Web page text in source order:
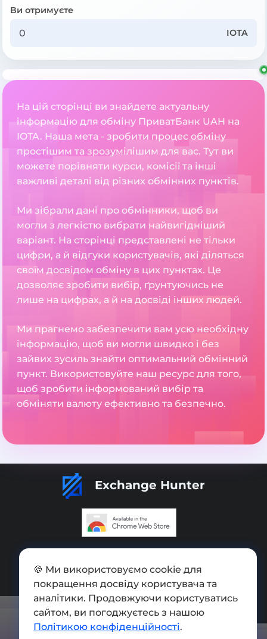
Ви отримуєте
IOTA
На цій сторінці ви знайдете актуальну
інформацію для обміну ПриватБанк UAH на
IOTA. Наша мета - зробити процес обміну
простішим та зрозумілішим для вас. Тут ви
можете порівняти курси, комісії та інші
важливі деталі від різних обмінних пунктів.
Ми зібрали дані про обмінники, щоб ви
могли з легкістю вибрати найвигідніший
варіант. На сторінці представлені не тільки
цифри, а й відгуки користувачів, які діляться
своїм досвідом обміну в цих пунктах. Це
дозволяє зробити вибір, ґрунтуючись не
лише на цифрах, а й на досвіді інших людей.
Ми прагнемо забезпечити вам усю необхідну
інформацію, щоб ви могли швидко і без
зайвих зусиль знайти оптимальний обмінний
пункт. Використовуйте наш ресурс для того,
щоб зробити інформований вибір та
обміняти валюту ефективно та безпечно.
Exchange Hunter
Мапа сайту
Press kit
Умови використання
🍪 Ми використовуємо cookie для
покращення досвіду користувача та
аналітики. Продовжуючи користуватись
сайтом, ви погоджуєтесь з нашою
Політикою конфіденційності.